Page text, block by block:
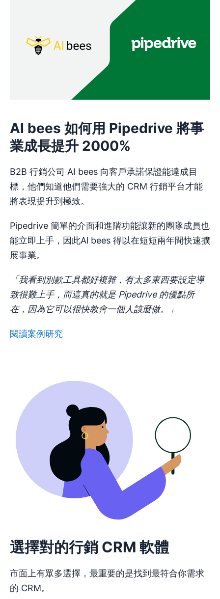
AI bees 如何用 Pipedrive 將事
業成長提升 2000%
B2B 行銷公司 AI bees 向客戶承諾保證能達成目
標，他們知道他們需要強大的 CRM 行銷平台才能
將表現提升到極致。
Pipedrive 簡單的介面和進階功能讓新的團隊成員也
能立即上手，因此Al bees 得以在短短兩年間快速擴
展事業。
「我看到別款工具都好複雜，有太多東西要設定導
致很難上手，而這真的就是 Pipedrive 的優點所
在，因為它可以很快教會一個人該麼做。」
閱讀案例研究
選擇對的行銷 CRM 軟體
市面上有眾多選擇，最重要的是找到最符合你需求
的 CRM。